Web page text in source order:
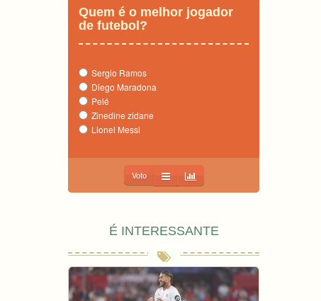
Quem é o melhor jogador
de futebol?
Sergio Ramos
Diego Maradona
Pelé
Zinedine zidane
Lionel Messi
Voto
É INTERESSANTE